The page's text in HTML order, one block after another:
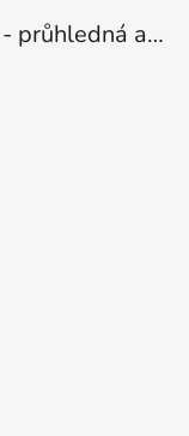
Malé visací náušnice obdélník - průhledná a stříbrná